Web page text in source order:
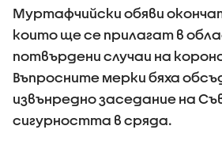
Муртафчийски обяви
които ще се прилагат в
потвърдени случаи на
Въпросните мерки бяха
извънредно заседание на
сигурността в сряда.